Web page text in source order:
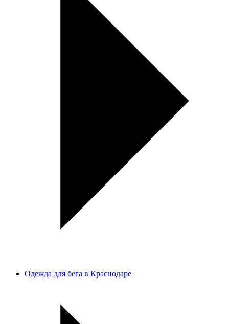
Одежда для бега в Краснодаре